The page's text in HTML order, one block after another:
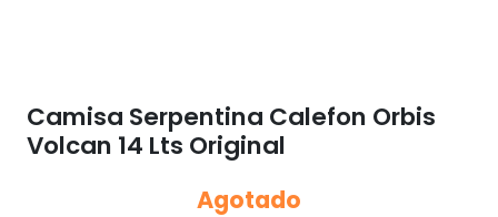
Camisa Serpentina Calefon Orbis
Volcan 14 Lts Original
Agotado